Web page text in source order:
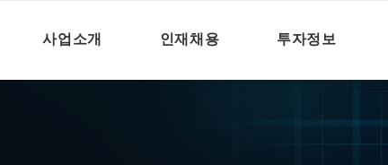
사업소개 인재채용 투자정보